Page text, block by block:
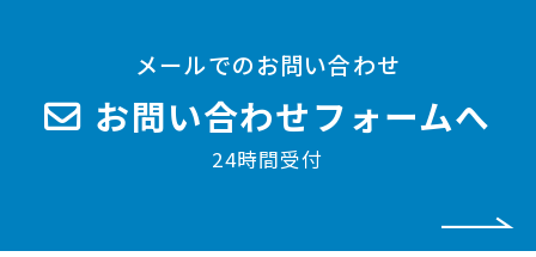
メールでのお問い合わせ
お問い合わせフォームへ
24時間受付